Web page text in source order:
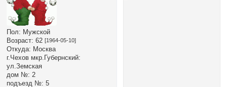
Пол: Мужской
Возраст: 62 [1964-05-10]
Откуда: Москва
г.Чехов мкр.Губернский:
ул.Земская
дом №: 2
подъезд №: 5